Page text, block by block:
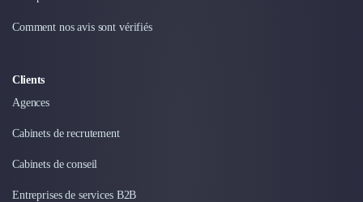
Comment nos avis sont vérifiés
Clients
Agences
Cabinets de recrutement
Cabinets de conseil
Entreprises de services B2B